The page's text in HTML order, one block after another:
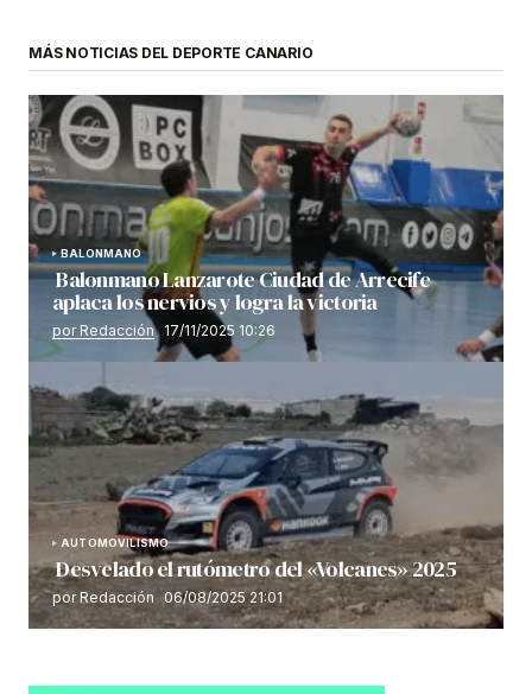
MÁS NOTICIAS DEL DEPORTE CANARIO
BALONMANO
Balonmano Lanzarote Ciudad de Arrecife
aplaca los nervios y logra la victoria
por Redacción 17/11/2025 10:26
AUTOMOVILISMO
Desvelado el rutómetro del «Volcanes» 2025
por Redacción 06/08/2025 21:01